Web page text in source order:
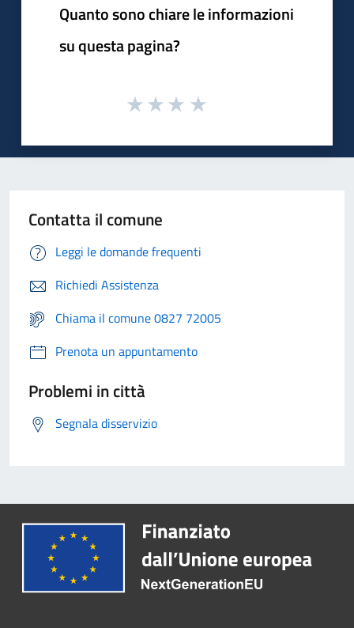
Quanto sono chiare le informazioni
su questa pagina?
Contatta il comune
Leggi le domande frequenti
Richiedi Assistenza
Chiama il comune 0827 72005
Prenota un appuntamento
Problemi in città
Segnala disservizio